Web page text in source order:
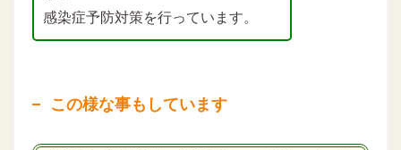
感染症予防対策を行っています。
この様な事もしています